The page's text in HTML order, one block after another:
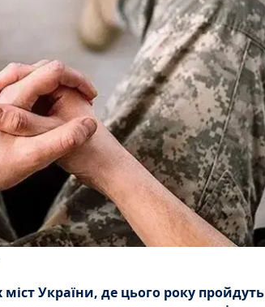
України, де цього року пройдуть